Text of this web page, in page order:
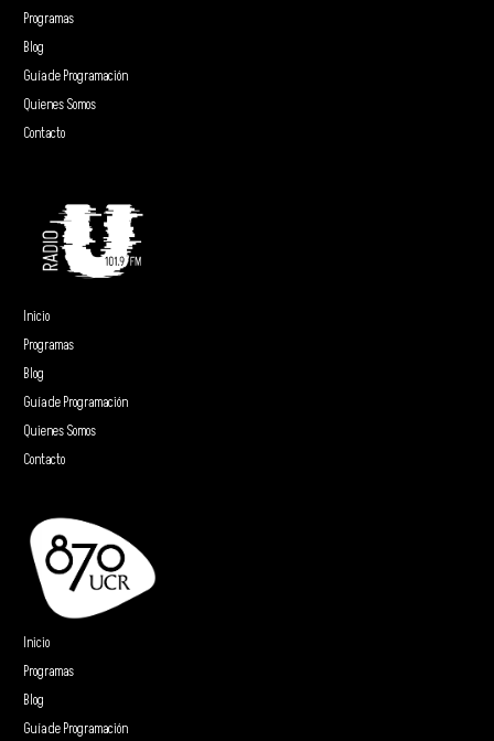
Programas
Blog
Guía de Programación
Quienes Somos
Contacto
Inicio
Programas
Blog
Guía de Programación
Quienes Somos
Contacto
Inicio
Programas
Blog
Guía de Programación